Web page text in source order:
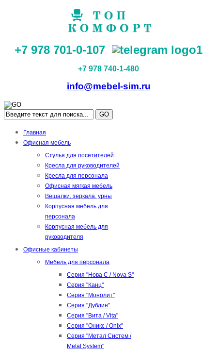
+7 978 701-0-107
+7 978 740-1-480
info@mebel-sim.ru
GO
Главная
Офисная мебель
Стулья для посетителей
Кресла для руководителей
Кресла для персонала
Офисная мягкая мебель
Вешалки, зеркала, урны
Корпусная мебель для
персонала
Корпусная мебель для
руководителя
Офисные кабинеты
Мебель для персонала
Серия "Нова С / Nova S"
Серия "Канц"
Серия "Монолит"
Серия "Дублин"
Серия "Вита / Vita"
Серия "Оникс / Onix"
Серия "Метал Систем /
Metal System"